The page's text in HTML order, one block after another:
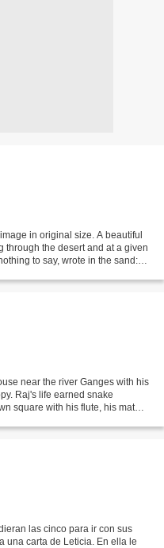
in original size. A beautiful
through the desert and at a given
to say, wrote in the sand:
near the river Ganges with his
Raj's life earned snake
square with his flute, his mat
las cinco para ir con sus
una carta de Leticia. En ella le